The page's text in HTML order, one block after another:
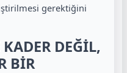
gerektiğini
DEĞİL,
BİR